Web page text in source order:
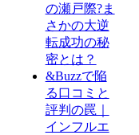
の瀬戸際?ま
さかの大逆
転成功の秘
密とは？
&Buzzで陥
る口コミと
評判の罠｜
インフルエ